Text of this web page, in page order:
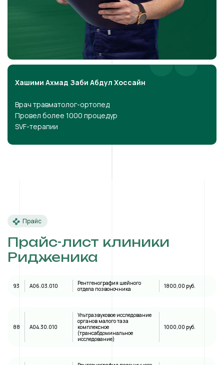
Хашими Ахмад Заби Абдул Хоссайн
Врач травматолог-ортопед
Провел более 1000 процедур
SVF-терапии
Прайс
Прайс-лист клиники
Ридженика
93 A06.03.010
Рентгенография шейного
отдела позвоночника
1800,00 руб.
88 А04.30.010
Ультразвуковое исследование
органов малого таза
комплексное
(трансабдоминальное
исследование)
1000,00 руб.